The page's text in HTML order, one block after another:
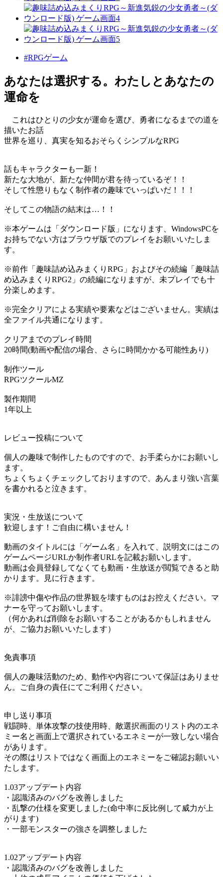
#RPGゲーム
あなたは選択する。わたしとあなたの
運命を
これはひとりの少女が運命を選び、勇者になるまでの道を
描いたお話
世界を巡り、真実を知るおそらくシンプルなRPG
話もキャラクターも一新！
新たな大地が、新たな仲間が君を待っているぞ！！
そして性懲りもなく制作者の趣味でいっぱいだ！！！
そしてこの物語の結末は…！！
※本ゲームは「ダウンロード版」になります、WindowsPCを
お持ちでない方はブラウザ版でのプレイをお願いいたしま
す。
※前作「趣味詰め込みまくりRPG」およびその続編「趣味詰
め込みまくりRPG2」の続編になりますが、未プレイでも十
分楽しめます。
※完全クリアによる実績や要素などはございません。実績は
全ファイル共通になります。
クリアまでのプレイ時間
20時間(動画や配信の場合、さらに時間かかる可能性あり)
制作ツール
RPGツクールMZ
製作期間
1年以上
レビュー投稿について
個人の趣味で制作したものですので、お手柔らかにお願いし
ます。
ちょくちょくチェックしておりますので、あんまり強い言葉
を書かれると泣きます。
実況・生放送について
歓迎します！ご自由に構いません！
動画のタイトルには「ゲーム名」を入れて、説明文にはこの
ゲームページURLか制作者URLを記載お願いします。
動画は会員登録してなくても動画・生放送が閲覧できると助
かります。見に行きます。
※誹謗中傷や作品の世界観を壊すものはお控えください。マ
ナーを守ってお願いします。
（何かあれば削除をお願いすることがあるかもしれません
が、ご協力お願いいたします）
免責事項
個人の趣味活動のため、動作や内容について保証はありませ
ん。ご自身の責任にてご利用ください。
申し送り事項
戦闘時、単体攻撃の技使用時、敵選択画面のリスト内のエネ
ミー名と画面上で選択されているエネミーが一致しない場合
があります。
その際はリストではなく画面上のエネミーをご確認お願いい
たします。
1.03アップデート内容
・認識済みのバグを改善しました
・乱撃の仕様を変更しました(命中率に反比例して威力が上
がります)
・一部モンスターの強さを調整しました
1.02アップデート内容
・認識済みのバグを改善しました